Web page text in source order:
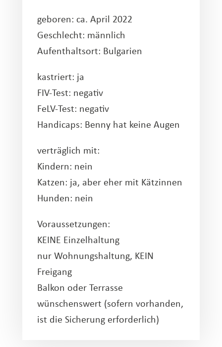
geboren: ca. April 2022
Geschlecht: männlich
Aufenthaltsort: Bulgarien
kastriert: ja
FIV-Test: negativ
FeLV-Test: negativ
Handicaps: Benny hat keine Augen
verträglich mit:
Kindern: nein
Katzen: ja, aber eher mit Kätzinnen
Hunden: nein
Voraussetzungen:
KEINE Einzelhaltung
nur Wohnungshaltung, KEIN
Freigang
Balkon oder Terrasse
wünschenswert (sofern vorhanden,
ist die Sicherung erforderlich)